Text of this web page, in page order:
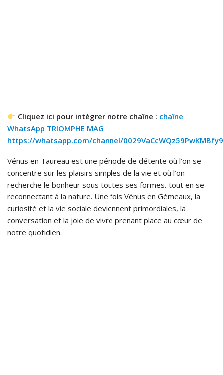
Cliquez ici pour intégrer notre chaîne : chaîne
WhatsApp TRIOMPHE MAG
https://whatsapp.com/channel/
Vénus en Taureau est une période de détente où l’on se
concentre sur les plaisirs simples de la vie et où l’on
recherche le bonheur sous toutes ses formes, tout en se
reconnectant à la nature. Une fois Vénus en Gémeaux, la
curiosité et la vie sociale deviennent primordiales, la
conversation et la joie de vivre prenant place au cœur de
notre quotidien.